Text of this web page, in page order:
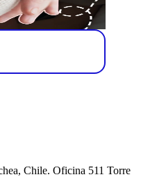
Chile. Oficina 511 Torre